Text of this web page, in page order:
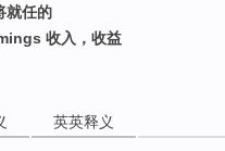
就任的
收入，收益
英英释义